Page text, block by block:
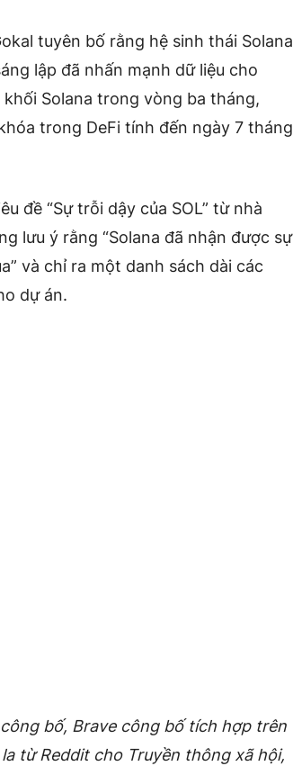
tuyên bố rằng hệ sinh thái Solana
lập đã nhấn mạnh dữ liệu cho
Solana trong vòng ba tháng,
trong DeFi tính đến ngày 7 tháng
đề “Sự trỗi dậy của SOL” từ nhà
lưu ý rằng “Solana đã nhận được sự
và chỉ ra một danh sách dài các
dự án.
bố, Brave công bố tích hợp trên
từ Reddit cho Truyền thông xã hội,